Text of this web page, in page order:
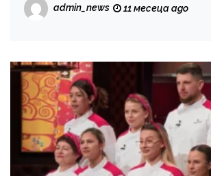
admin_news 11 месеца ago